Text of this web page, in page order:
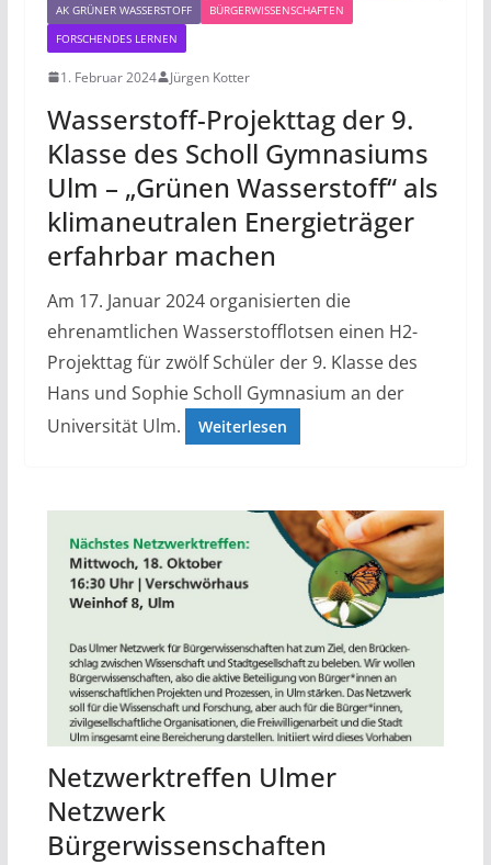
AK GRÜNER WASSERSTOFF
BÜRGERWISSENSCHAFTEN
FORSCHENDES LERNEN
1. Februar 2024 Jürgen Kotter
Wasserstoff-Projekttag der 9.
Klasse des Scholl Gymnasiums
Ulm – „Grünen Wasserstoff“ als
klimaneutralen Energieträger
erfahrbar machen
Am 17. Januar 2024 organisierten die
ehrenamtlichen Wasserstofflotsen einen H2-
Projekttag für zwölf Schüler der 9. Klasse des
Hans und Sophie Scholl Gymnasium an der
Universität Ulm.
Weiterlesen
Netzwerktreffen Ulmer
Netzwerk
Bürgerwissenschaften